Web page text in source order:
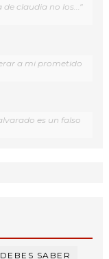
claudia no los..."
a mi prometido
es un falso
DEBES SABER